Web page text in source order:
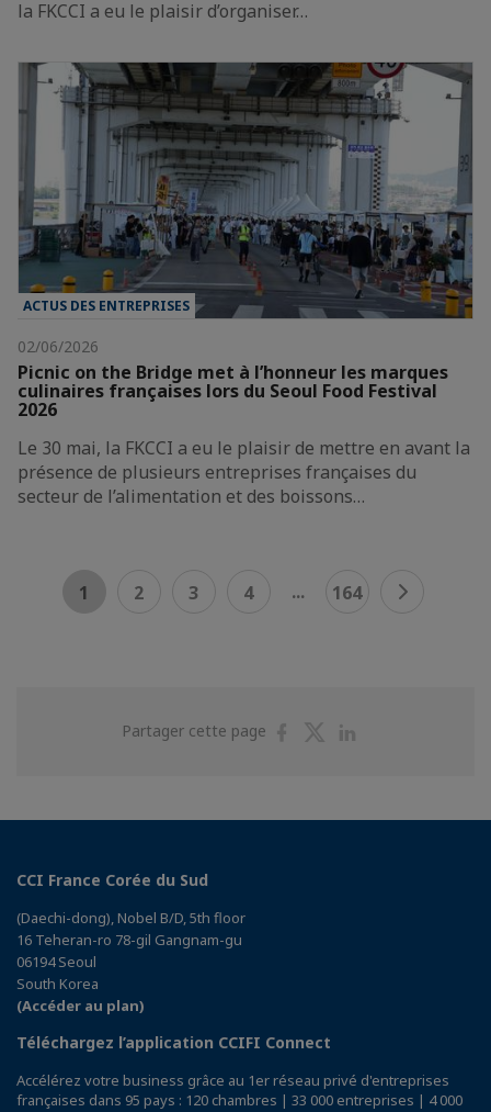
la FKCCI a eu le plaisir d’organiser…
ACTUS DES ENTREPRISES
02/06/2026
Picnic on the Bridge met à l’honneur les marques
culinaires françaises lors du Seoul Food Festival
2026
Le 30 mai, la FKCCI a eu le plaisir de mettre en avant la
présence de plusieurs entreprises françaises du
secteur de l’alimentation et des boissons…
1 2 3 4 ... 164
Partager cette page
PartagerPartager
CCI France Corée du Sud
(Daechi-dong), Nobel B/D, 5th floor
16 Teheran-ro 78-gil Gangnam-gu
06194 Seoul
South Korea
(Accéder au plan)
Téléchargez l’application CCIFI Connect
Accélérez votre business grâce au 1er réseau privé d'entreprises
françaises dans 95 pays : 120 chambres | 33 000 entreprises | 4 000